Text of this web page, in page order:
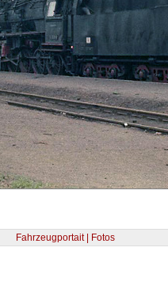
Fahrzeugportait | Fotos